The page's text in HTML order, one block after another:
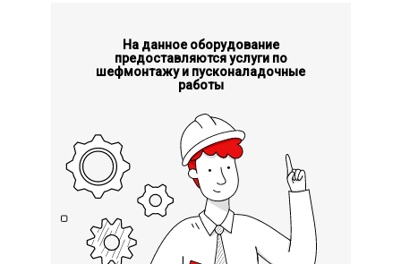
На данное оборудование
предоставляются услуги по
шефмонтажу и пусконаладочные
работы